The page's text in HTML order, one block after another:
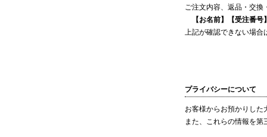
ご注文内容、返品・交換
【お名前】【受注番号
上記が確認できない場合
プライバシーについて
お客様からお預かりした
また、これらの情報を